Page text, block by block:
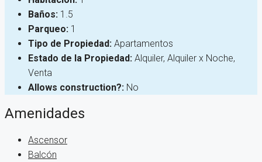
Baños: 1.5
Parqueo: 1
Tipo de Propiedad: Apartamentos
Estado de la Propiedad: Alquiler, Alquiler x Noche,
Venta
Allows construction?: No
Amenidades
Ascensor
Balcón